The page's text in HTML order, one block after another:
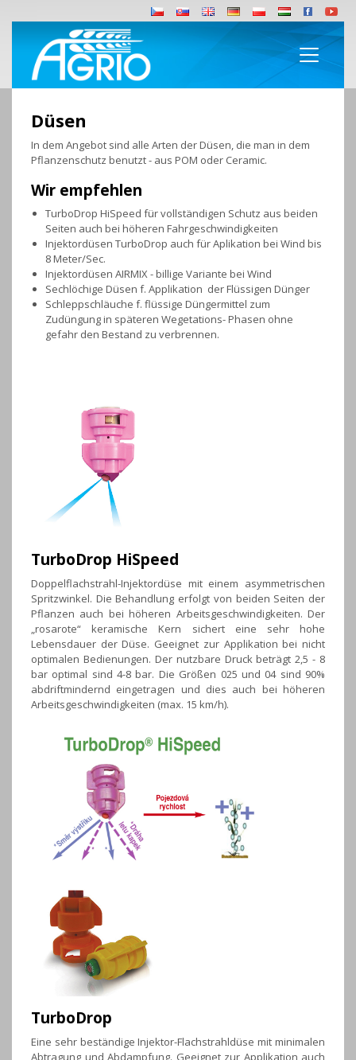
Düsen
In dem Angebot sind alle Arten der Düsen, die man in dem
Pflanzenschutz benutzt - aus POM oder Ceramic.
Wir empfehlen
TurboDrop HiSpeed für vollständigen Schutz aus beiden
Seiten auch bei höheren Fahrgeschwindigkeiten
Injektordüsen TurboDrop auch für Aplikation bei Wind bis
8 Meter/Sec.
Injektordüsen AIRMIX - billige Variante bei Wind
Sechlöchige Düsen f. Applikation der Flüssigen Dünger
Schleppschläuche f. flüssige Düngermittel zum
Zudüngung in späteren Wegetations- Phasen ohne
gefahr den Bestand zu verbrennen.
TurboDrop HiSpeed
Doppelflachstrahl-Injektordüse mit einem asymmetrischen
Spritzwinkel. Die Behandlung erfolgt von beiden Seiten der
Pflanzen auch bei höheren Arbeitsgeschwindigkeiten. Der
„rosarote“ keramische Kern sichert eine sehr hohe
Lebensdauer der Düse. Geeignet zur Applikation bei nicht
optimalen Bedienungen. Der nutzbare Druck beträgt 2,5 - 8
bar optimal sind 4-8 bar. Die Größen 025 und 04 sind 90%
abdriftmindernd eingetragen und dies auch bei höheren
Arbeitsgeschwindigkeiten (max. 15 km/h).
TurboDrop
Eine sehr beständige Injektor-Flachstrahldüse mit minimalen
Abtragung und Abdampfung. Geeignet zur Applikation auch